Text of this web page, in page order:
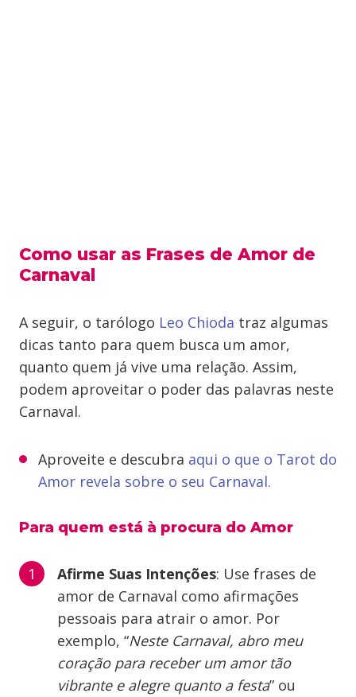
Como usar as Frases de Amor de
Carnaval
A seguir, o tarólogo Leo Chioda traz algumas
dicas tanto para quem busca um amor,
quanto quem já vive uma relação. Assim,
podem aproveitar o poder das palavras neste
Carnaval.
Aproveite e descubra aqui o que o Tarot do
Amor revela sobre o seu Carnaval.
Para quem está à procura do Amor
Afirme Suas Intenções: Use frases de
amor de Carnaval como afirmações
pessoais para atrair o amor. Por
exemplo, “Neste Carnaval, abro meu
coração para receber um amor tão
vibrante e alegre quanto a festa” ou